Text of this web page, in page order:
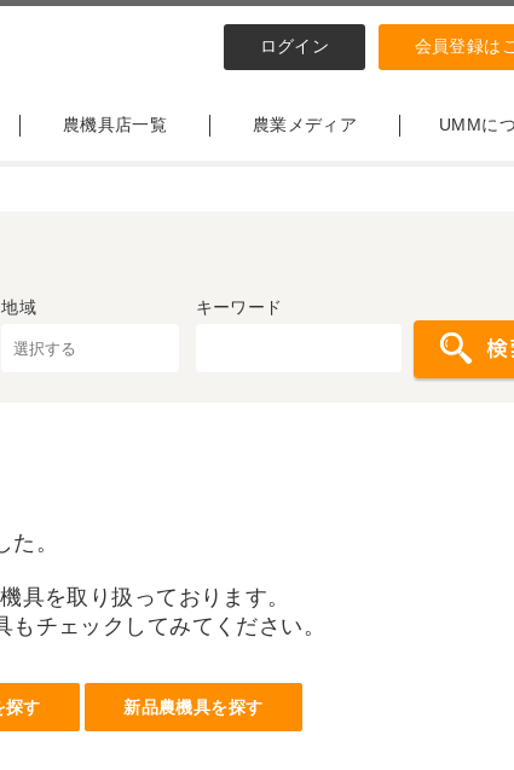
ログイン 会員登録は
農機具店一覧 農業メディア UMMに
地域 キーワード
。
具を取り扱っております。
チェックしてみてください。
探す 新品農機具を探す